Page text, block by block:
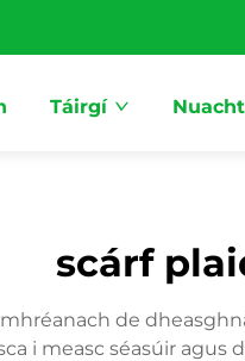
Táirgí
scárf
de
i measc séasúir agus